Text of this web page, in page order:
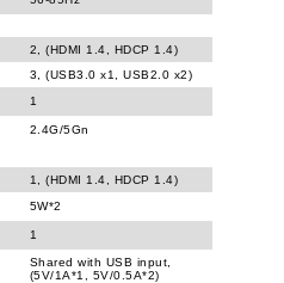
2, (HDMI 1.4, HDCP 1.4)
3, (USB3.0 x1, USB2.0 x2)
1
2.4G/5Gn
1, (HDMI 1.4, HDCP 1.4)
5W*2
1
Shared with USB input,
(5V/1A*1, 5V/0.5A*2)